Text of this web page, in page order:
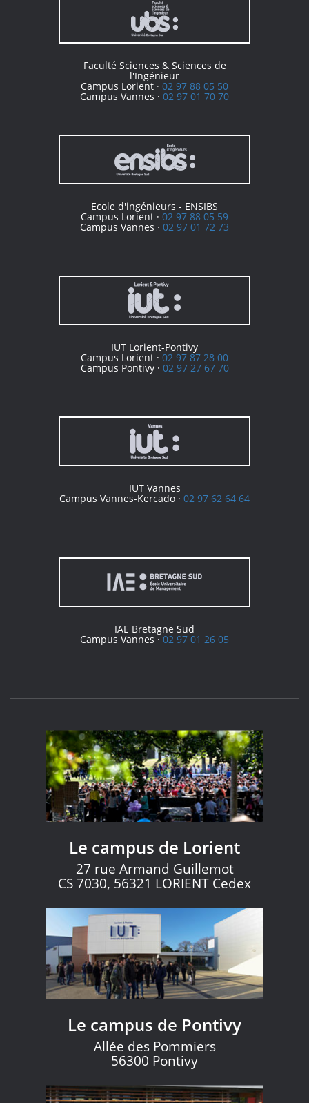
Faculté Sciences & Sciences de
l'Ingénieur
Campus Lorient · 02 97 88 05 50
Campus Vannes · 02 97 01 70 70
Ecole d'ingénieurs - ENSIBS
Campus Lorient · 02 97 88 05 59
Campus Vannes · 02 97 01 72 73
IUT Lorient-Pontivy
Campus Lorient · 02 97 87 28 00
Campus Pontivy · 02 97 27 67 70
IUT Vannes
Campus Vannes-Kercado · 02 97 62 64 64
IAE Bretagne Sud
Campus Vannes ·02 97 01 26 05
Le campus de Lorient
27 rue Armand Guillemot
CS 7030, 56321 LORIENT Cedex
Le campus de Pontivy
Allée des Pommiers
56300 Pontivy